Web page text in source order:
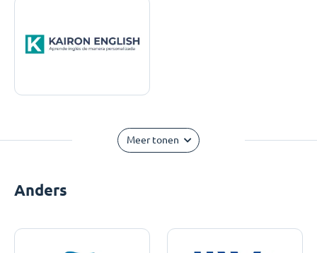
Meer tonen
Anders